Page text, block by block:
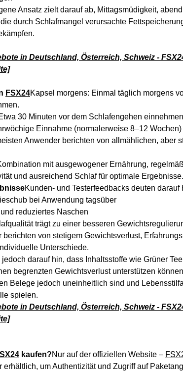
Ansatz zielt darauf ab, Mittagsmüdigkeit,
durch Schlafmangel verursachte
in Deutschland, Österreich, Schweiz -
FSX24Kapsel morgens: Einmal täglich morgens
30 Minuten vor dem Schlafengehen
Einnahme (normalerweise 8–12 Wochen)
Anwender berichten von allmählichen, aber
mit ausgewogener Ernährung,
und ausreichend Schlaf für optimale Ergebnisse.
Kunden- und Testerfeedbacks deuten darauf
bei Anwendung tagsüber
reduziertes Naschen
trägt zu einer besseren
berichten von stetigem Gewichtsverlust,
Unterschiede.
darauf hin, dass Inhaltsstoffe wie Grüner
begrenzten Gewichtsverlust unterstützen
Belege jedoch uneinheitlich sind und
spielen.
in Deutschland, Österreich, Schweiz -
kaufen?Nur auf der offiziellen Website –
erhältlich, um Authentizität und Zugriff auf